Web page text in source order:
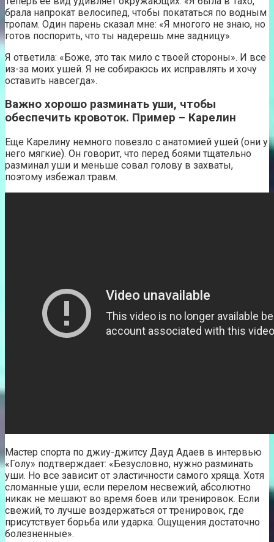
брала напрокат велосипед, чтобы покататься по водным
тропам. Один парень сказал мне: «Я многого не знаю, но
готов поспорить, что ты надерешь мне задницу».
Я ответила: «Боже, это так мило с твоей стороны». И все
из-за моих ушей. Я не собираюсь их исправлять и хочу
оставить навсегда».
Важно хорошо разминать уши, чтобы
обеспечить кровоток. Пример – Карелин
Еще Карелину немного повезло с анатомией ушей (они у
него мягкие). Он говорит, что перед боями тщательно
разминал уши и меньше совал голову в захваты,
поэтому избежал травм.
Мастер спорта по джиу-джитсу Дауд Адаев в интервью
«Голу» подтверждает: «Безусловно, нужно разминать
уши. Но все зависит от эластичности самого хряща. Хотя
сломанные уши, если перелом несвежий, абсолютно
никак не мешают во время боев или тренировок. Если
свежий, то лучше воздержаться от тренировок, где
присутствует борьба или ударка. Ощущения достаточно
болезненные».